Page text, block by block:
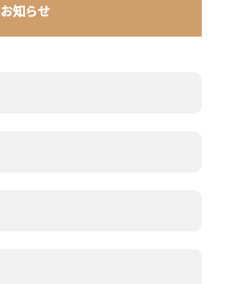
お知らせ